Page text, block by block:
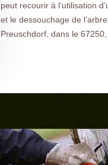
peut recourir à l’utilisation
et le dessouchage de
Preuschdorf, dans le